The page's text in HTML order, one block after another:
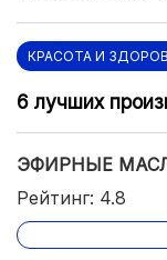
КРАСОТА И
6 лучших
ЭФИРНЫЕ
Рейтинг: 4.8